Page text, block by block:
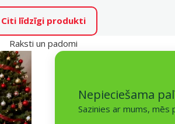
Citi līdzīgi produkti
Raksti un padomi
Nepieciešama
Sazinies ar mums, mēs